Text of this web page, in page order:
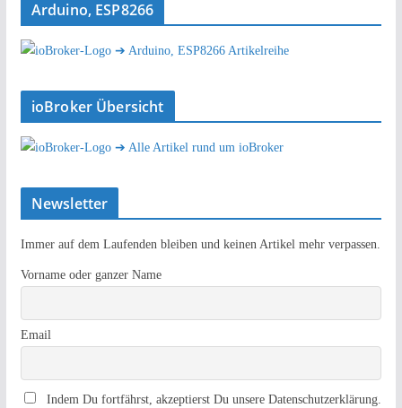
Arduino, ESP8266
➔ Arduino, ESP8266 Artikelreihe
ioBroker Übersicht
➔ Alle Artikel rund um ioBroker
Newsletter
Immer auf dem Laufenden bleiben und keinen Artikel mehr verpassen.
Vorname oder ganzer Name
Email
Indem Du fortfährst, akzeptierst Du unsere Datenschutzerklärung.